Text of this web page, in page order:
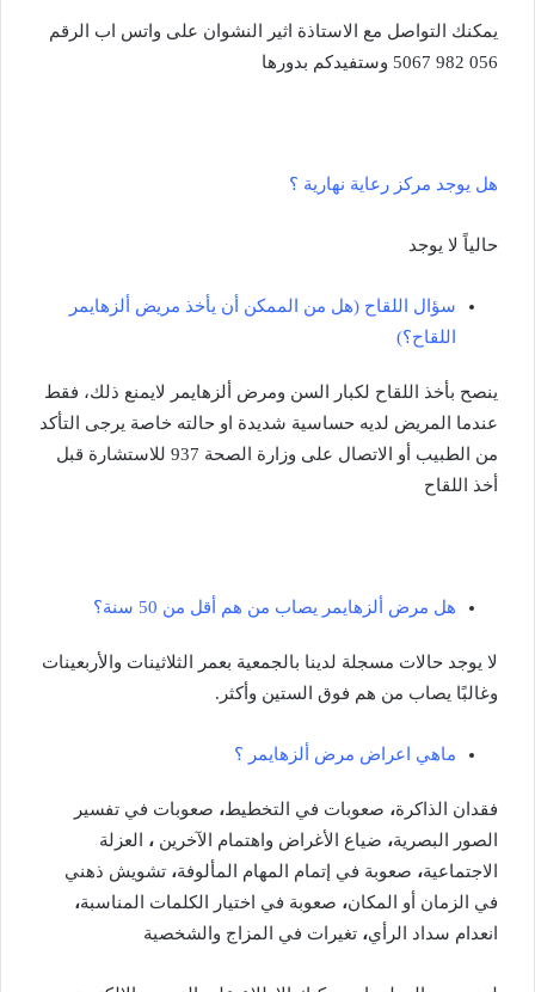
يمكنك التواصل مع الاستاذة اثير النشوان على واتس اب الرقم
056 982 5067 وستفيدكم بدورها
هل يوجد مركز رعاية نهارية ؟
حالياً لا يوجد
سؤال اللقاح (هل من الممكن أن يأخذ مريض ألزهايمر
اللقاح؟)
ينصح بأخذ اللقاح لكبار السن ومرض ألزهايمر لايمنع ذلك، فقط
عندما المريض لديه حساسية شديدة او حالته خاصة يرجى التأكد
من الطبيب أو الاتصال على وزارة الصحة 937 للاستشارة قبل
أخذ اللقاح
هل مرض ألزهايمر يصاب من هم أقل من 50 سنة؟
لا يوجد حالات مسجلة لدينا بالجمعية بعمر الثلاثينات والأربعينات
وغالبًا يصاب من هم فوق الستين وأكثر.
ماهي اعراض مرض ألزهايمر ؟
فقدان الذاكرة، صعوبات في التخطيط، صعوبات في تفسير
الصور البصرية، ضياع الأغراض واهتمام الآخرين ،
العزلة
الاجتماعية، صعوبة في إتمام المهام المألوفة، تشويش ذهني
في الزمان أو المكان، صعوبة في اختيار الكلمات المناسبة،
انعدام سداد الرأي، تغيرات في المزاج والشخصية